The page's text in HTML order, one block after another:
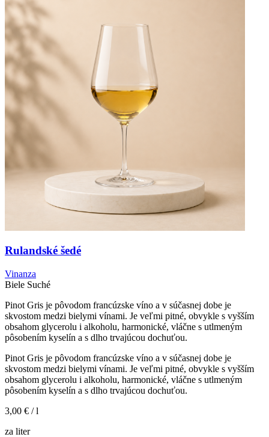
Rulandské šedé
Vinanza
Biele Suché
Pinot Gris je pôvodom francúzske víno a v súčasnej dobe je
skvostom medzi bielymi vínami. Je veľmi pitné, obvykle s vyšším
obsahom glycerolu i alkoholu, harmonické, vláčne s utlmeným
pôsobením kyselín a s dlho trvajúcou dochuťou.
Pinot Gris je pôvodom francúzske víno a v súčasnej dobe je
skvostom medzi bielymi vínami. Je veľmi pitné, obvykle s vyšším
obsahom glycerolu i alkoholu, harmonické, vláčne s utlmeným
pôsobením kyselín a s dlho trvajúcou dochuťou.
3,00 € / l
za liter